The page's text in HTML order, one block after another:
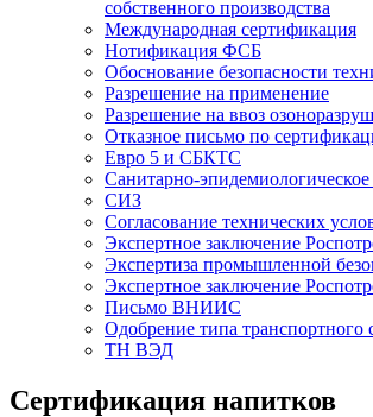
собственного производства
Международная сертификация
Нотификация ФСБ
Обоснование безопасности
Разрешение на применение
Разрешение на ввоз
Отказное письмо по
Евро 5 и СБКТС
Санитарно-
СИЗ
Согласование технических
Экспертное заключение
Экспертиза промышленной
Экспертное заключение
Письмо ВНИИС
Одобрение типа транспортного
ТН ВЭД
Сертификация напитков